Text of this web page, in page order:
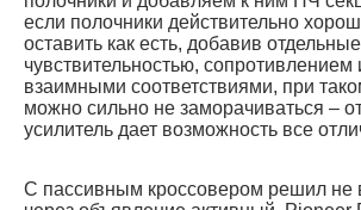
если полочники действительно
оставить как есть, добавив
чувствительностью, сопротивлением
взаимными соответствиями, при
можно сильно не заморачиваться –
усилитель дает возможность все
С пассивным кроссовером решил не